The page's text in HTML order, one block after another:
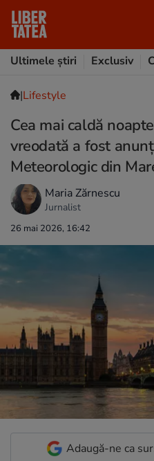
Ultimele știri
Exclusiv
|Lifestyle
Cea mai caldă
vreodată a fost
Meteorologic din
Maria Zărnescu
Jurnalist
26 mai 2026, 16:42
Adaugă-ne ca